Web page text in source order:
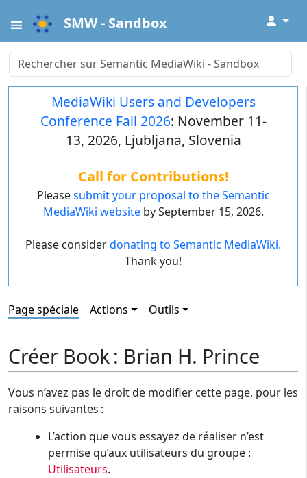
SMW - Sandbox ↓
MediaWiki Users and Developers
Conference Fall 2026: November 11-
13, 2026, Ljubljana, Slovenia
Call for Contributions!
Pleasesubmit your proposal to the Semantic
MediaWiki websiteby September 15, 2026.
Please considerdonating to Semantic MediaWiki.
Thank you!
Page spéciale Actions Outils
Créer Book : Brian H. Prince
Vous n’avez pas le droit de modifier cette page, pour les
raisons suivantes :
L’action que vous essayez de réaliser n’est
permise qu’aux utilisateurs du groupe :
Utilisateurs.